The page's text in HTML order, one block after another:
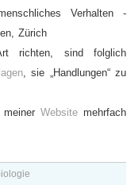
Verhalten -
Zürich
richten, sind folglich
, sie „Handlungen“ zu
meinerWebsitemehrfach